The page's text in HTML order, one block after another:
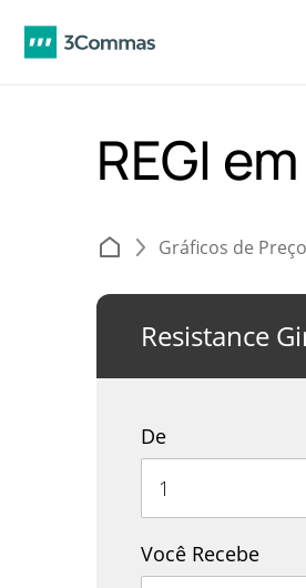
REGI
Gráficos de Preço
Resistance
De
Você Recebe